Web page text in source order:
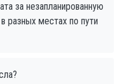
за незапланированную
разных местах по пути